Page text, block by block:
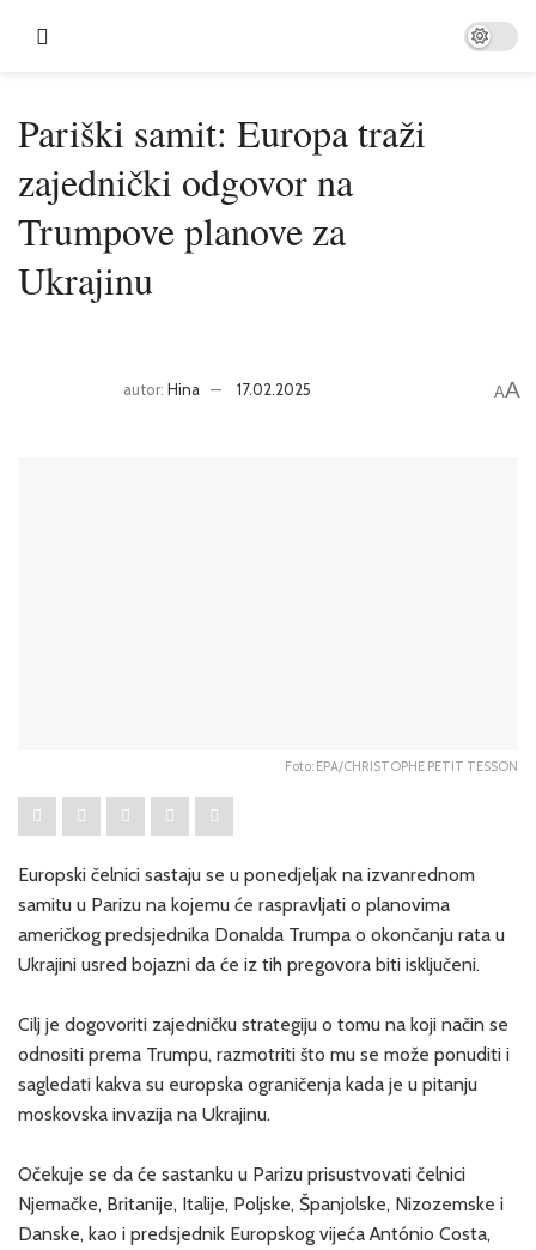
Pariški samit: Europa traži
zajednički odgovor na
Trumpove planove za
Ukrajinu
autor: Hina 17.02.2025 AA
Foto: EPA/CHRISTOPHE PETIT TESSON
Europski čelnici sastaju se u ponedjeljak na izvanrednom
samitu u Parizu na kojemu će raspravljati o planovima
američkog predsjednika Donalda Trumpa o okončanju rata u
Ukrajini usred bojazni da će iz tih pregovora biti isključeni.
Cilj je dogovoriti zajedničku strategiju o tomu na koji način se
odnositi prema Trumpu, razmotriti što mu se može ponuditi i
sagledati kakva su europska ograničenja kada je u pitanju
moskovska invazija na Ukrajinu.
Očekuje se da će sastanku u Parizu prisustvovati čelnici
Njemačke, Britanije, Italije, Poljske, Španjolske, Nizozemske i
Danske, kao i predsjednik Europskog vijeća António Costa,